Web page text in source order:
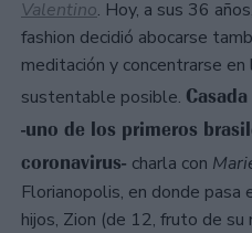
Valentino. Hoy, a sus 36
fashion decidió abocarse
meditación y concentrarse
sustentable posible.
-uno de los primeros
coronavirus- charla con
Florianopolis, en donde pasa
hijos, Zion (de 12, fruto de